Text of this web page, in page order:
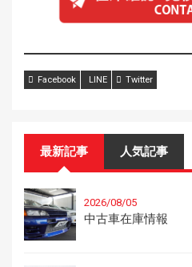
Facebook LINE Twitter
最新記事 人気記事
2026/08/05
中古車在庫情報